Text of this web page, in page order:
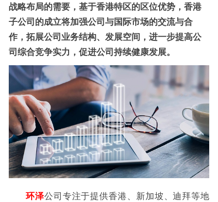
战略布局的需要，基于香港特区的区位优势，香港
子公司的成立将加强公司与国际市场的交流与合
作，拓展公司业务结构、发展空间，进一步提高公
司综合竞争实力，促进公司持续健康发展。
环泽公司专注于提供香港、新加坡、迪拜等地